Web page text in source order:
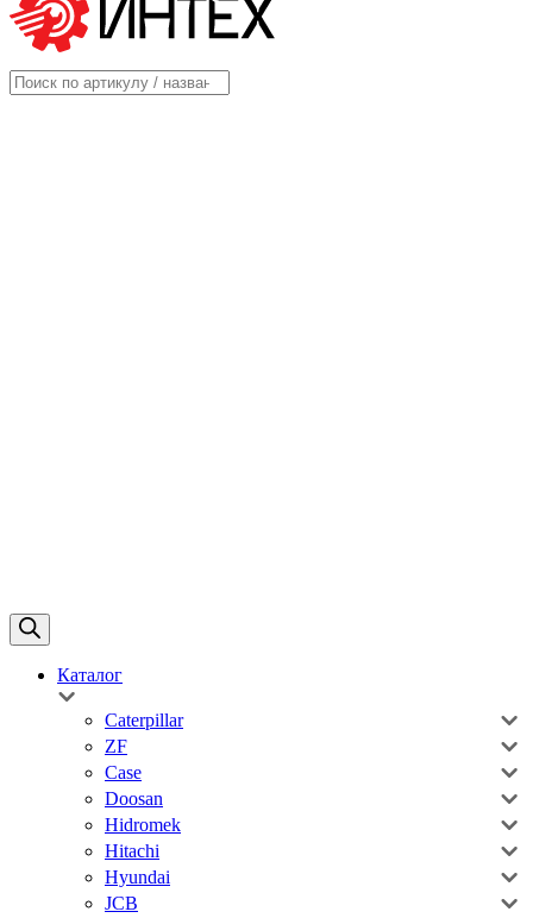
Каталог
Caterpillar
ZF
Case
Doosan
Hidromek
Hitachi
Hyundai
JCB